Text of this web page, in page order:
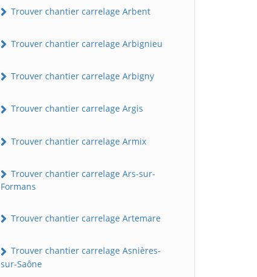
Trouver chantier carrelage Arbent
Trouver chantier carrelage Arbignieu
Trouver chantier carrelage Arbigny
Trouver chantier carrelage Argis
Trouver chantier carrelage Armix
Trouver chantier carrelage Ars-sur-
Formans
Trouver chantier carrelage Artemare
Trouver chantier carrelage Asnières-
sur-Saône